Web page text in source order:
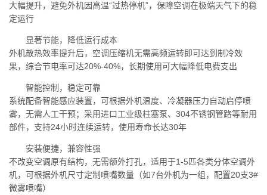
大幅提升，避免外机因高温“过热停机”，保障空调在极端天气下的稳
定运行
显著节能，降低运行成本
外机散热效率提升后，空调压缩机无需高频运转即可达到制冷效
果，综合节电率可达20%-40%，长期使用可大幅降低电费支出
智能控制，稳定可靠
系统配备智能感应装置，可根据外机温度、冷凝器压力自动启停喷
雾，无需人工干预；采用进口工业级柱塞泵、304不锈钢管路等耐用
部件，支持24小时连续运转，使用寿命长达30年
安装便捷，兼容性强
不改变空调原有结构，无需额外打孔，适用于1-5匹各类分体空调外
机，可根据外机尺寸定制喷嘴数量（如7台外机为一组，配置20支3#
微雾喷嘴）